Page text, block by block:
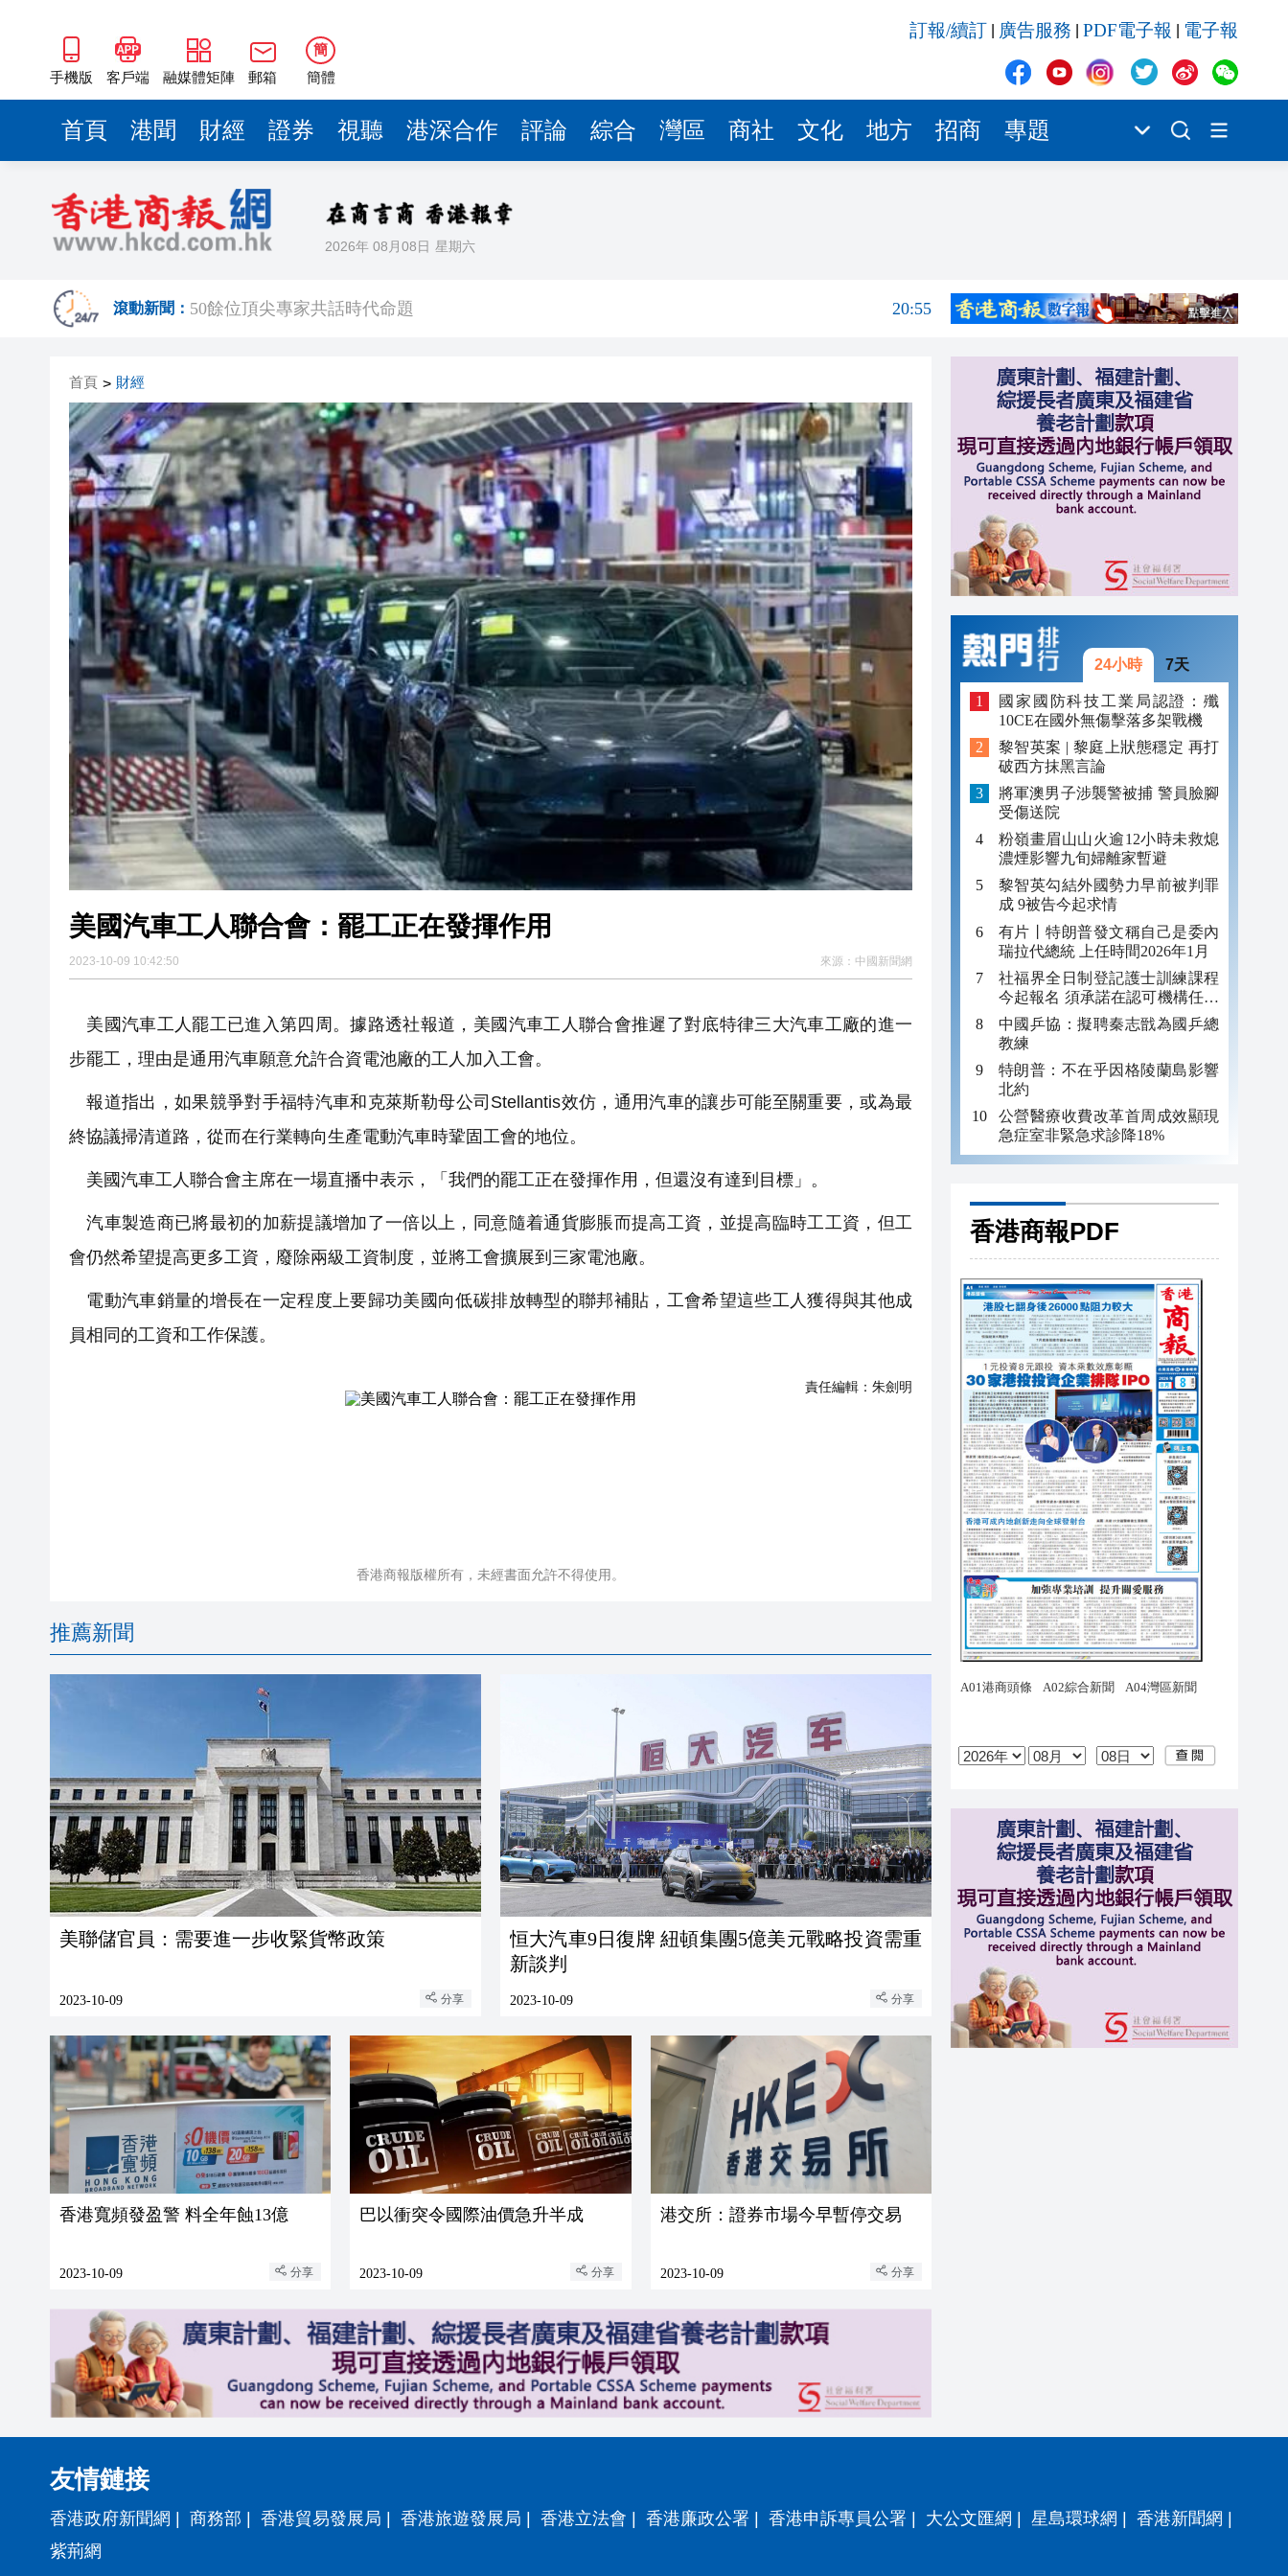
手機版 客戶端 融媒體矩陣 郵箱
簡
簡體
訂報/續訂 廣告服務 PDF電子報 電子報
首頁 港聞 財經 證券 視聽 港深合作 評論 綜合 灣區 商社 文化 地方 招商 專題
2026年 08月08日 星期六
滾動新聞：
20:42
梁振英率港區全國政協委員考察團來瓊考察
山東26戶省屬國企去年合計營收2.58萬億 利潤總額近936億
20:40
黎智英案｜吳良好：依法公正處理黎智英求情 罪證如山豈能妄想輕判
騰出更多時間專注做好宏福苑火災獨立委員會工作 李家超暫停3項公職委任
海南澄邁文儒煥新升級 五組數據見證文儒沉香從傳統邁向現代
2025年海南儋州以舊換新帶動消費約18億元
20:41
山東26戶省屬國企去年合計營收2.58萬億 利潤總額近936億
20:40
瀋陽鐵西校園閱讀活動解鎖閱讀新玩法
20:39
黎智英案｜吳良好：依法公正處理黎智英求情 罪證如山豈能妄想輕判
21:08
騰出更多時間專注做好宏福苑火災獨立委員會工作 李家超暫停3項公職委任
21:04
50餘位頂尖專家共話時代命題
20:55
海南澄邁文儒煥新升級 五組數據見證文儒沉香從傳統邁向現代
梁振英率港區全國政協委員考察團來瓊考察
20:42
2025年海南儋州以舊換新帶動消費約18億元
20:41
山東26戶省屬國企去年合計營收2.58萬億 利潤總額近936億
瀋陽鐵西校園閱讀活動解鎖閱讀新玩法
20:39
首頁 > 財經
美國汽車工人聯合會：罷工正在發揮作用
2023-10-09 10:42:50 來源： 中國新聞網
美國汽車工人罷工已進入第四周。據路透社報道，美國汽車工人聯合會推遲了對底特律三大汽車工廠的進一
步罷工，理由是通用汽車願意允許合資電池廠的工人加入工會。
報道指出，如果競爭對手福特汽車和克萊斯勒母公司Stellantis效仿，通用汽車的讓步可能至關重要，或為最
終協議掃清道路，從而在行業轉向生產電動汽車時鞏固工會的地位。
美國汽車工人聯合會主席在一場直播中表示，「我們的罷工正在發揮作用，但還沒有達到目標」。
汽車製造商已將最初的加薪提議增加了一倍以上，同意隨着通貨膨脹而提高工資，並提高臨時工工資，但工
會仍然希望提高更多工資，廢除兩級工資制度，並將工會擴展到三家電池廠。
電動汽車銷量的增長在一定程度上要歸功美國向低碳排放轉型的聯邦補貼，工會希望這些工人獲得與其他成
員相同的工資和工作保護。
責任編輯： 朱劍明
香港商報版權所有，未經書面允許不得使用。
推薦新聞
美聯儲官員：需要進一步收緊貨幣政策
2023-10-09 分享
恒大汽車9日復牌 紐頓集團5億美元戰略投資需重
新談判
2023-10-09 分享
香港寬頻發盈警 料全年蝕13億
2023-10-09 分享
巴以衝突令國際油價急升半成
2023-10-09 分享
港交所：證券市場今早暫停交易
2023-10-09 分享
24小時 7天
國家國防科技工業局認證：殲
10CE在國外無傷擊落多架戰機
黎智英案 | 黎庭上狀態穩定 再打
破西方抹黑言論
將軍澳男子涉襲警被捕 警員臉腳
受傷送院
粉嶺畫眉山山火逾12小時未救熄
濃煙影響九旬婦離家暫避
黎智英勾結外國勢力早前被判罪
成 9被告今起求情
有片丨特朗普發文稱自己是委內
瑞拉代總統 上任時間2026年1月
社福界全日制登記護士訓練課程
今起報名 須承諾在認可機構任職
至少三年
中國乒協：擬聘秦志戩為國乒總
教練
特朗普：不在乎因格陵蘭島影響
北約
公營醫療收費改革首周成效顯現
急症室非緊急求診降18%
香港商報PDF
友情鏈接
香港政府新聞網 商務部 香港貿易發展局 香港旅遊發展局 香港立法會 香港廉政公署 香港申訴專員公署 大公文匯網 星島環球網 香港新聞網
紫荊網